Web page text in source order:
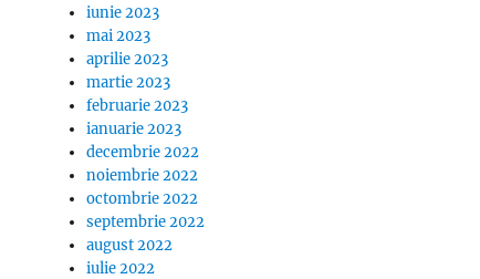
iunie 2023
mai 2023
aprilie 2023
martie 2023
februarie 2023
ianuarie 2023
decembrie 2022
noiembrie 2022
octombrie 2022
septembrie 2022
august 2022
iulie 2022